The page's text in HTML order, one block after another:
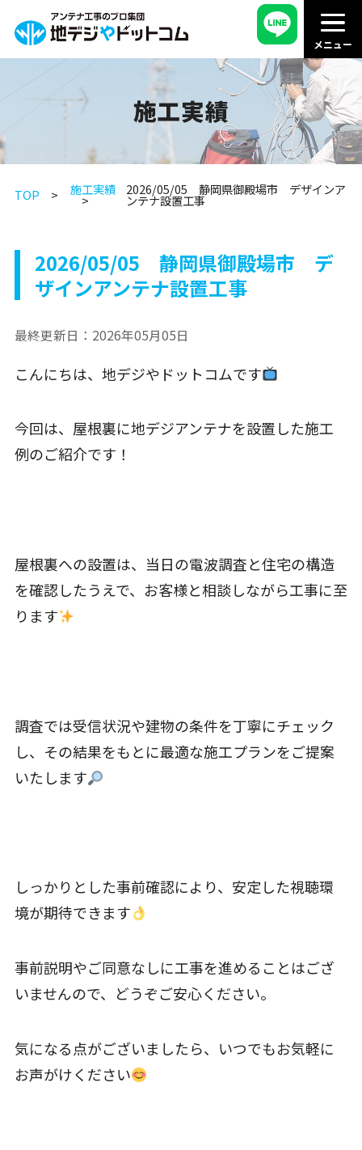
施工実績
TOP 施工実績 2026/05/05 静岡県御殿場市 デザインア
ンテナ設置工事
2026/05/05 静岡県御殿場市 デ
ザインアンテナ設置工事
最終更新日： 2026年05月05日
こんにちは、地デジやドットコムです
今回は、屋根裏に地デジアンテナを設置した施工
例のご紹介です！
屋根裏への設置は、当日の電波調査と住宅の構造
を確認したうえで、お客様と相談しながら工事に至
ります
調査では受信状況や建物の条件を丁寧にチェック
し、その結果をもとに最適な施工プランをご提案
いたします
しっかりとした事前確認により、安定した視聴環
境が期待できます
事前説明やご同意なしに工事を進めることはござ
いませんので、どうぞご安心ください。
気になる点がございましたら、いつでもお気軽に
お声がけください